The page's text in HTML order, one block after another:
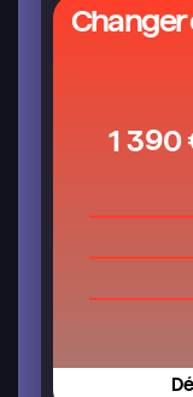
Changer
1 390